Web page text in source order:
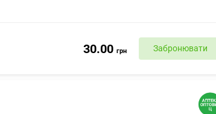
30.00 грн Забронювати